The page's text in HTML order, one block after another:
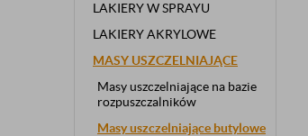
LAKIERY W SPRAYU
LAKIERY AKRYLOWE
MASY USZCZELNIAJĄCE
Masy uszczelniające na bazie
rozpuszczalników
Masy uszczelniające butylowe